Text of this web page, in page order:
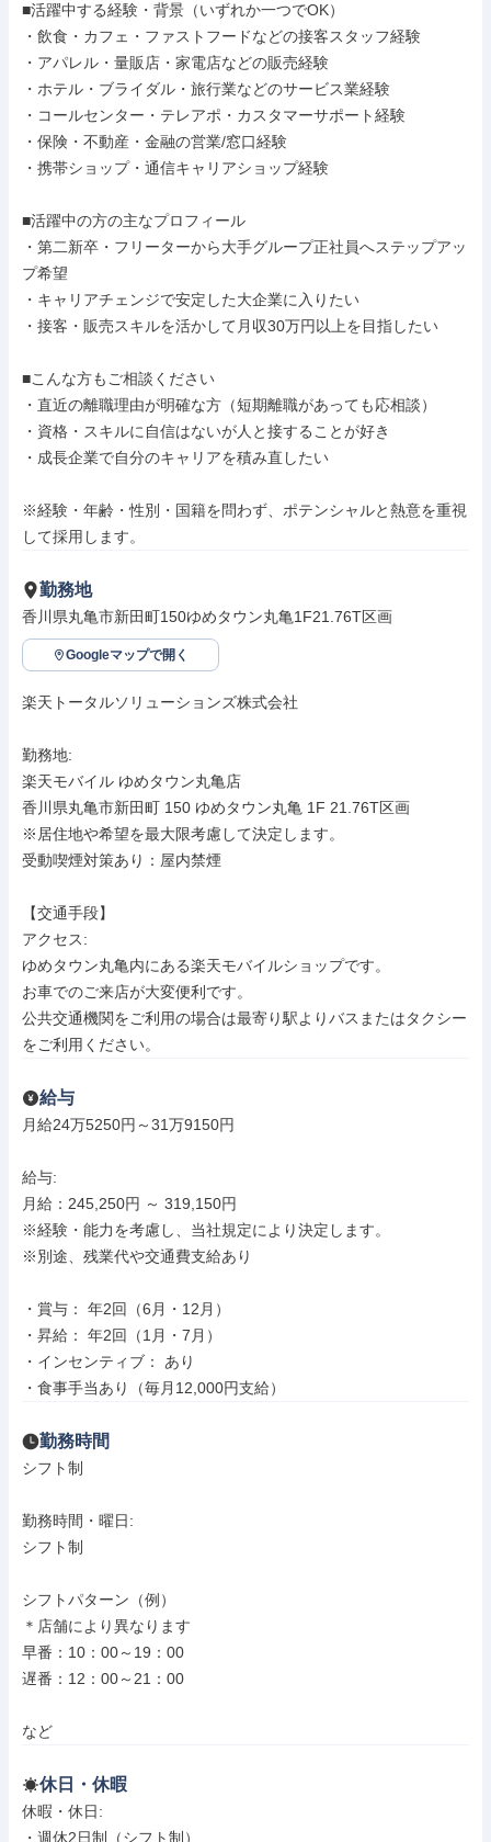
■活躍中する経験・背景（いずれか一つでOK）
・飲食・カフェ・ファストフードなどの接客スタッフ経験
・アパレル・量販店・家電店などの販売経験
・ホテル・ブライダル・旅行業などのサービス業経験
・コールセンター・テレアポ・カスタマーサポート経験
・保険・不動産・金融の営業/窓口経験
・携帯ショップ・通信キャリアショップ経験
■活躍中の方の主なプロフィール
・第二新卒・フリーターから大手グループ正社員へステップアッ
プ希望
・キャリアチェンジで安定した大企業に入りたい
・接客・販売スキルを活かして月収30万円以上を目指したい
■こんな方もご相談ください
・直近の離職理由が明確な方（短期離職があっても応相談）
・資格・スキルに自信はないが人と接することが好き
・成長企業で自分のキャリアを積み直したい
※経験・年齢・性別・国籍を問わず、ポテンシャルと熱意を重視
して採用します。
勤務地
香川県丸亀市新田町150ゆめタウン丸亀1F21.76T区画
Googleマップで開く
楽天トータルソリューションズ株式会社
勤務地:
楽天モバイル ゆめタウン丸亀店
香川県丸亀市新田町 150 ゆめタウン丸亀 1F 21.76T区画
※居住地や希望を最大限考慮して決定します。
受動喫煙対策あり：屋内禁煙
【交通手段】
アクセス:
ゆめタウン丸亀内にある楽天モバイルショップです。
お車でのご来店が大変便利です。
公共交通機関をご利用の場合は最寄り駅よりバスまたはタクシー
をご利用ください。
給与
月給24万5250円～31万9150円
給与:
月給：245,250円 ～ 319,150円
※経験・能力を考慮し、当社規定により決定します。
※別途、残業代や交通費支給あり
・賞与： 年2回（6月・12月）
・昇給： 年2回（1月・7月）
・インセンティブ： あり
・食事手当あり（毎月12,000円支給）
勤務時間
シフト制
勤務時間・曜日:
シフト制
シフトパターン（例）
＊店舗により異なります
早番：10：00～19：00
遅番：12：00～21：00
など
休日・休暇
休暇・休日:
・週休2日制（シフト制）